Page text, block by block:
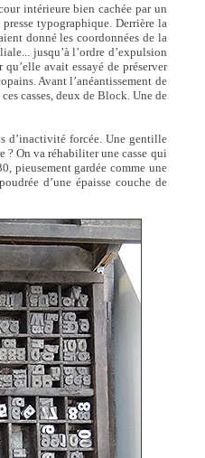
intérieure bien cachée par un
typographique. Derrière la
donné les coordonnées de la
jusqu’à l’ordre d’expulsion
avait essayé de préserver
Avant l’anéantissement de
casses, deux de Block. Une de
d’inactivité forcée. Une gentille
? On va réhabiliter une casse qui
pieusement gardée comme une
d’une épaisse couche de